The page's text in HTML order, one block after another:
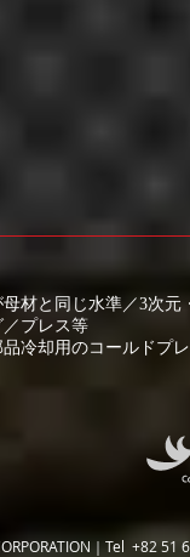
材と同じ水準／3次
プレス等
冷却用のコールドプ
｜Tel +82